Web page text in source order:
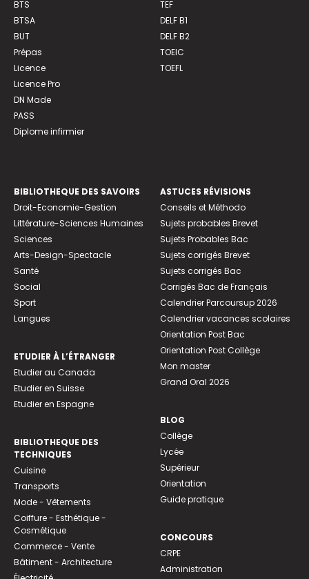
BTS
BTSA
BUT
Prépas
Licence
Licence Pro
DN Made
PASS
Diplome infirmier
TEF
DELF B1
DELF B2
TOEIC
TOEFL
BIBLIOTHEQUE DES SAVOIRS
Droit-Economie-Gestion
Littérature-Sciences Humaines
Sciences
Arts-Design-Spectacle
Santé
Social
Sport
Langues
ETUDIER À L’ÉTRANGER
Etudier au Canada
Etudier en Suisse
Etudier en Espagne
BIBLIOTHEQUE DES
TECHNIQUES
Cuisine
Transports
Mode - Vêtements
Coiffure - Esthétique -
Cosmétique
Commerce - Vente
Bâtiment - Architecture
ASTUCES RÉVISIONS
Conseils et Méthodo
Sujets probables Brevet
Sujets Probables Bac
Sujets corrigés Brevet
Sujets corrigés Bac
Corrigés Bac de Français
Calendrier Parcoursup 2026
Calendrier vacances scolaires
Orientation Post Bac
Orientation Post Collège
Mon master
Grand Oral 2026
BLOG
Collège
Lycée
Supérieur
Orientation
Guide pratique
CONCOURS
CRPE
Administration